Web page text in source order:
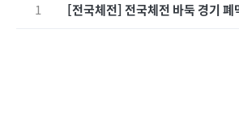
1 [전국체전] 전국체전 바둑 경기